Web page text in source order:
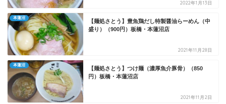
2022年1月13日
本蓮沼
【麺処さとう】豊魚鶏だし特製醤油らーめん（中
盛り）（900円）板橋・本蓮沼店
2021年11月28日
本蓮沼
【麺処さとう】つけ麺（濃厚魚介豚骨）（850
円）板橋・本蓮沼店
2021年11月2日